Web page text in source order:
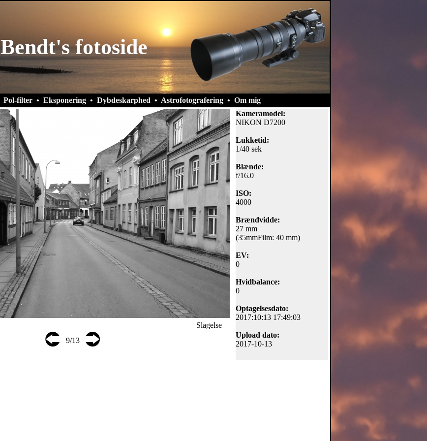
Bendt's fotoside
Pol-filter • Eksponering • Dybdeskarphed • Astrofotografering • Om mig
Kameramodel:
NIKON D7200
Lukketid:
1/40 sek
Blænde:
f/16.0
ISO:
4000
Brændvidde:
27 mm
(35mmFilm: 40 mm)
EV:
0
Hvidbalance:
0
Optagelsesdato:
2017:10:13 17:49:03
Upload dato:
2017-10-13
⮈ 9/13 ⮊
Slagelse